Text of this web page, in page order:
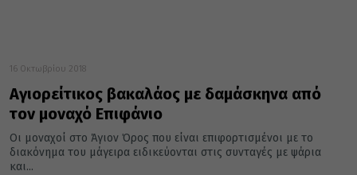
16 Οκτωβρίου 2018
Αγιορείτικος βακαλάος με δαμάσκηνα από
τον μοναχό Επιφάνιο
Οι μοναχοί στο Άγιον Όρος που είναι επιφορτισμένοι με το
διακόνημα του μάγειρα ειδικεύονται στις συνταγές με ψάρια
και...